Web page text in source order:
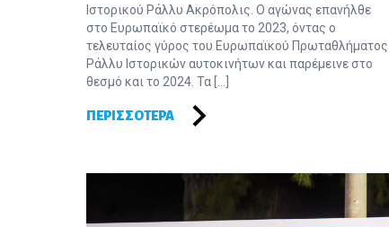
Ιστορικού Ράλλυ Ακρόπολις. Ο αγώνας επανήλθε
στο Ευρωπαϊκό στερέωμα το 2023, όντας ο
τελευταίος γύρος του Ευρωπαϊκού Πρωταθλήματος
Ράλλυ Ιστορικών αυτοκινήτων και παρέμεινε στο
θεσμό και το 2024. Τα […]
ΠΕΡΙΣΣΌΤΕΡΑ